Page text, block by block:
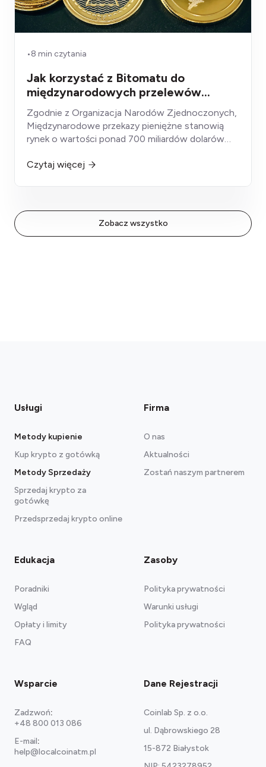
•8 min czytania
Jak korzystać z Bitomatu do
międzynarodowych przelewów
pieniężnych: inteligentniejsza
alternatywa dla przekazów
pieniężnych
Zgodnie z Organizacja Narodów Zjednoczonych,
Międzynarodowe przekazy pieniężne stanowią
rynek o wartości ponad 700 miliardów dolarów
potrzeb najbardziej wrażliwych finansowo grup
Czytaj więcej
Zobacz wszystko
Usługi
Metody kupienie
Kup krypto z gotówką
Metody Sprzedaży
Sprzedaj krypto za
gotówkę
Przedsprzedaj krypto online
Firma
O nas
Aktualności
Zostań naszym partnerem
Edukacja
Poradniki
Wgląd
Opłaty i limity
FAQ
Zasoby
Polityka prywatności
Warunki usługi
Polityka prywatności
Wsparcie
Zadzwoń:
+48 800 013 086
E-mail:
help@localcoinatm.pl
Dane Rejestracji
Coinlab Sp. z o.o.
ul. Dąbrowskiego 28
15-872 Białystok